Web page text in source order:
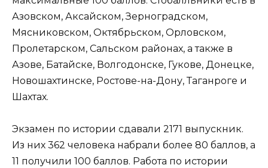
Азовском, Аксайском, Зерноградском,
Мясниковском, Октябрьском, Орловском,
Пролетарском, Сальском районах, а также в
Азове, Батайске, Волгодонске, Гукове, Донецке,
Новошахтинске, Ростове-на-Дону, Таганроге и
Шахтах.
Экзамен по истории сдавали 2171 выпускник.
Из них 362 человека набрали более 80 баллов, а
11 получили 100 баллов. Работа по истории